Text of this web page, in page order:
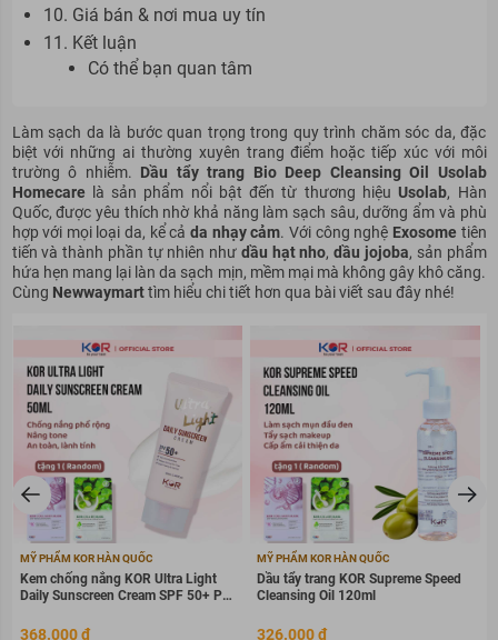
10. Giá bán & nơi mua uy tín
11. Kết luận
Có thể bạn quan tâm
Làm sạch da là bước quan trọng trong quy trình chăm sóc da, đặc
biệt với những ai thường xuyên trang điểm hoặc tiếp xúc với môi
trường ô nhiễm. Dầu tẩy trang Bio Deep Cleansing Oil Usolab
Homecare là sản phẩm nổi bật đến từ thương hiệuUsolab, Hàn
Quốc, được yêu thích nhờ khả năng làm sạch sâu, dưỡng ẩm và phù
hợp với mọi loại da, kể cả da nhạy cảm. Với công nghệ Exosome tiên
tiến và thành phần tự nhiên như dầu hạt nho,dầu jojoba, sản phẩm
hứa hẹn mang lại làn da sạch mịn, mềm mại mà không gây khô căng.
Cùng Newwaymarttìm hiểu chi tiết hơn qua bài viết sau đây nhé!
MỸ PHẨM KOR HÀN QUỐC
Kem chống nắng KOR Ultra Light
Daily Sunscreen Cream SPF 50+ PA
368.000 đ
MỸ PHẨM KOR HÀN QUỐC
Dầu tẩy trang KOR Supreme Speed
Cleansing Oil 120ml
326.000 đ